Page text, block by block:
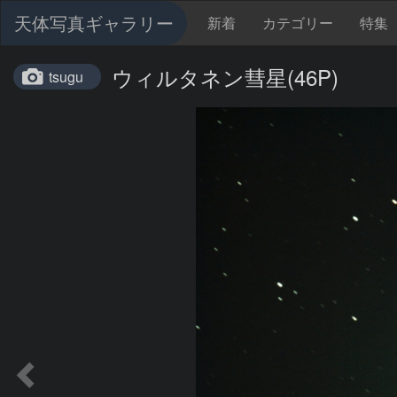
天体写真ギャラリー 新着 カテゴリー 特集
tsugu ウィルタネン彗星(46P)